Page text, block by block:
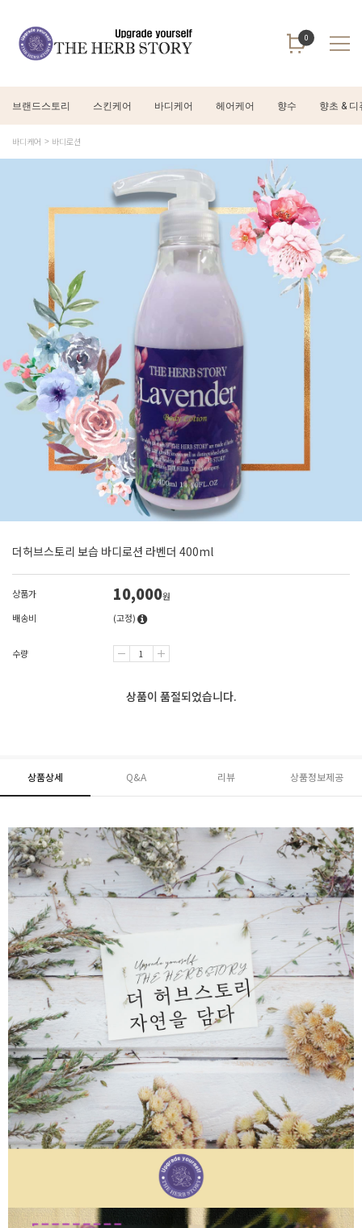
0
브랜드스토리 스킨케어 바디케어 헤어케어 향수 향초 & 디
바디케어 바디로션
더허브스토리 보습 바디로션 라벤더 400ml
상품가 10,000원
배송비
(고정)
수량
상품이 품절되었습니다.
상품상세 Q&A 리뷰 상품정보제공